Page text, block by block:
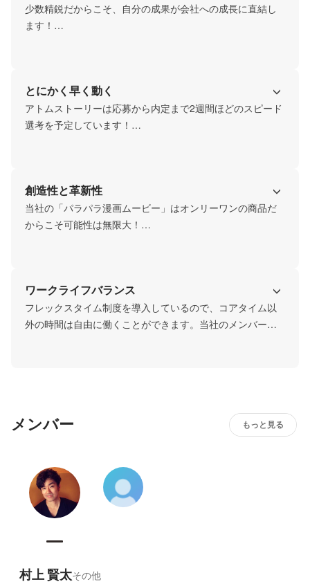
少数精鋭だからこそ、自分の成果が会社への成長に直結し
ます！
させ、共に成長することにやりがいを持って活躍している
ので、自分の新たな強みを発見できる環境です。
とにかく早く動く
アトムストーリーは応募から内定まで2週間ほどのスピード
選考を予定しています！
ィアが浮かんでからの導入がすごく早いのが我々の強みで
もあります！新しい環境や挑戦を楽しめる方はぜひご応募
ください！
創造性と革新性
当社の「パラパラ漫画ムービー」はオンリーワンの商品だ
からこそ可能性は無限大！
な価値の創造を追求していきます！
ワークライフバランス
フレックスタイム制度を導入しているので、コアタイム以
外の時間は自由に働くことができます。当社のメンバーは
活かして活躍しています！
メンバー もっと見る
村上 賢太その他